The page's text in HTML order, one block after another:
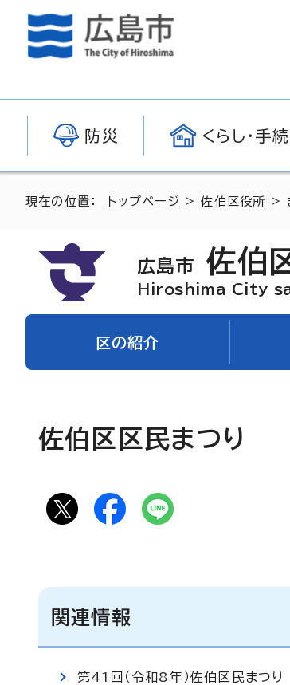
防災 くらし・手
現在の位置： トップページ >佐伯区役所 >
広島市 佐伯
Hiroshima City
区の紹介
佐伯区区民まつり
関連情報
第41回（令和8年）佐伯区民まつ